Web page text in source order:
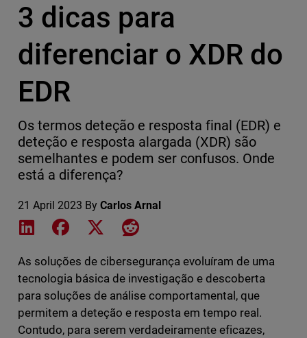
3 dicas para
diferenciar o XDR do
EDR
Os termos deteção e resposta final (EDR) e
deteção e resposta alargada (XDR) são
semelhantes e podem ser confusos. Onde
está a diferença?
21 April 2023 By Carlos Arnal
Share on LinkedIn
Share on Facebook
Share on XShare on Reddit
As soluções de cibersegurança evoluíram de uma
tecnologia básica de investigação e descoberta
para soluções de análise comportamental, que
permitem a deteção e resposta em tempo real.
Contudo, para serem verdadeiramente eficazes,